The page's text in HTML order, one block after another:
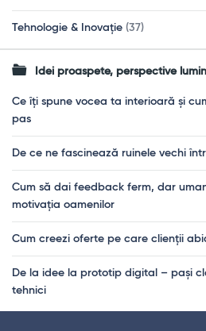
Tehnologie & Inovație (37)
Idei proaspete, perspective
Ce îți spune vocea ta interioară și
pas
De ce ne fascinează ruinele vechi
Cum să dai feedback ferm, dar
motivația oamenilor
Cum creezi oferte pe care clienții
De la idee la prototip digital – pași
tehnici